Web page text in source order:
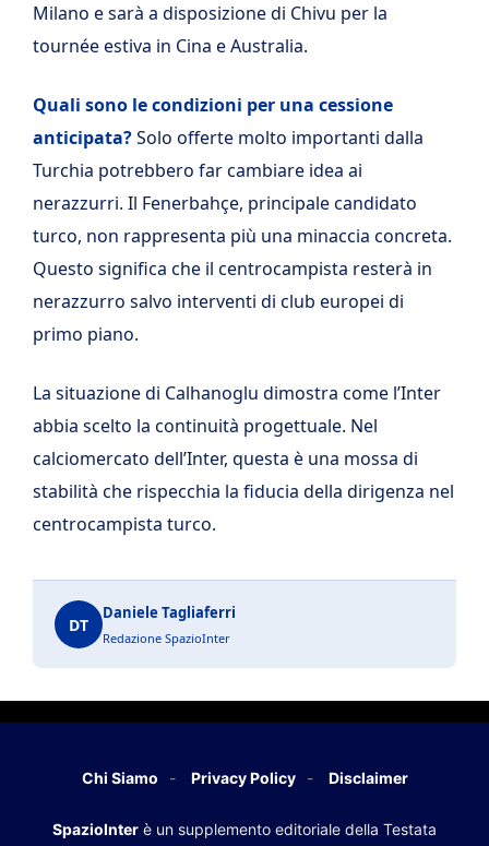
Milano e sarà a disposizione di Chivu per la
tournée estiva in Cina e Australia.
Quali sono le condizioni per una cessione
anticipata?Solo offerte molto importanti dalla
Turchia potrebbero far cambiare idea ai
nerazzurri. Il Fenerbahçe, principale candidato
turco, non rappresenta più una minaccia concreta.
Questo significa che il centrocampista resterà in
nerazzurro salvo interventi di club europei di
primo piano.
La situazione di Calhanoglu dimostra come l’Inter
abbia scelto la continuità progettuale. Nel
calciomercato dell’Inter, questa è una mossa di
stabilità che rispecchia la fiducia della dirigenza nel
centrocampista turco.
DT
Daniele Tagliaferri
Redazione SpazioInter
Chi Siamo Privacy Policy Disclaimer
SpazioInter è un supplemento editoriale della Testata